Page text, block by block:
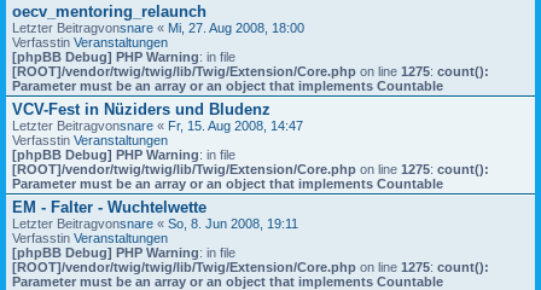
oecv_mentoring_relaunch
Letzter Beitragvonsnare « Mi, 27. Aug 2008, 18:00
Verfasstin Veranstaltungen
[phpBB Debug] PHP Warning: in file
[ROOT]/vendor/twig/twig/lib/Twig/Extension/Core.php on line 1275: count():
Parameter must be an array or an object that implements Countable
VCV-Fest in Nüziders und Bludenz
Letzter Beitragvonsnare « Fr, 15. Aug 2008, 14:47
Verfasstin Veranstaltungen
[phpBB Debug] PHP Warning: in file
[ROOT]/vendor/twig/twig/lib/Twig/Extension/Core.php on line 1275: count():
Parameter must be an array or an object that implements Countable
EM - Falter - Wuchtelwette
Letzter Beitragvonsnare « So, 8. Jun 2008, 19:11
Verfasstin Veranstaltungen
[phpBB Debug] PHP Warning: in file
[ROOT]/vendor/twig/twig/lib/Twig/Extension/Core.php on line 1275: count():
Parameter must be an array or an object that implements Countable